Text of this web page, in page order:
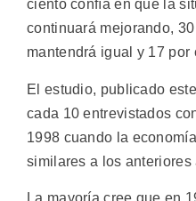
ciento confía en que la
continuará mejorando,
mantendrá igual y 17 por
El estudio, publicado
cada 10 entrevistados
1998 cuando la
similares a los anteriores
La mayoría cree que en